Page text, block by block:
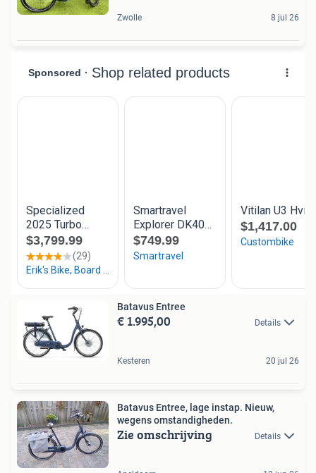
Zwolle 8 jul 26
Batavus Entree
€ 1.995,00 Details
Kesteren 20 jul 26
Batavus Entree, lage instap. Nieuw,
wegens omstandigheden.
Zie omschrijving Details